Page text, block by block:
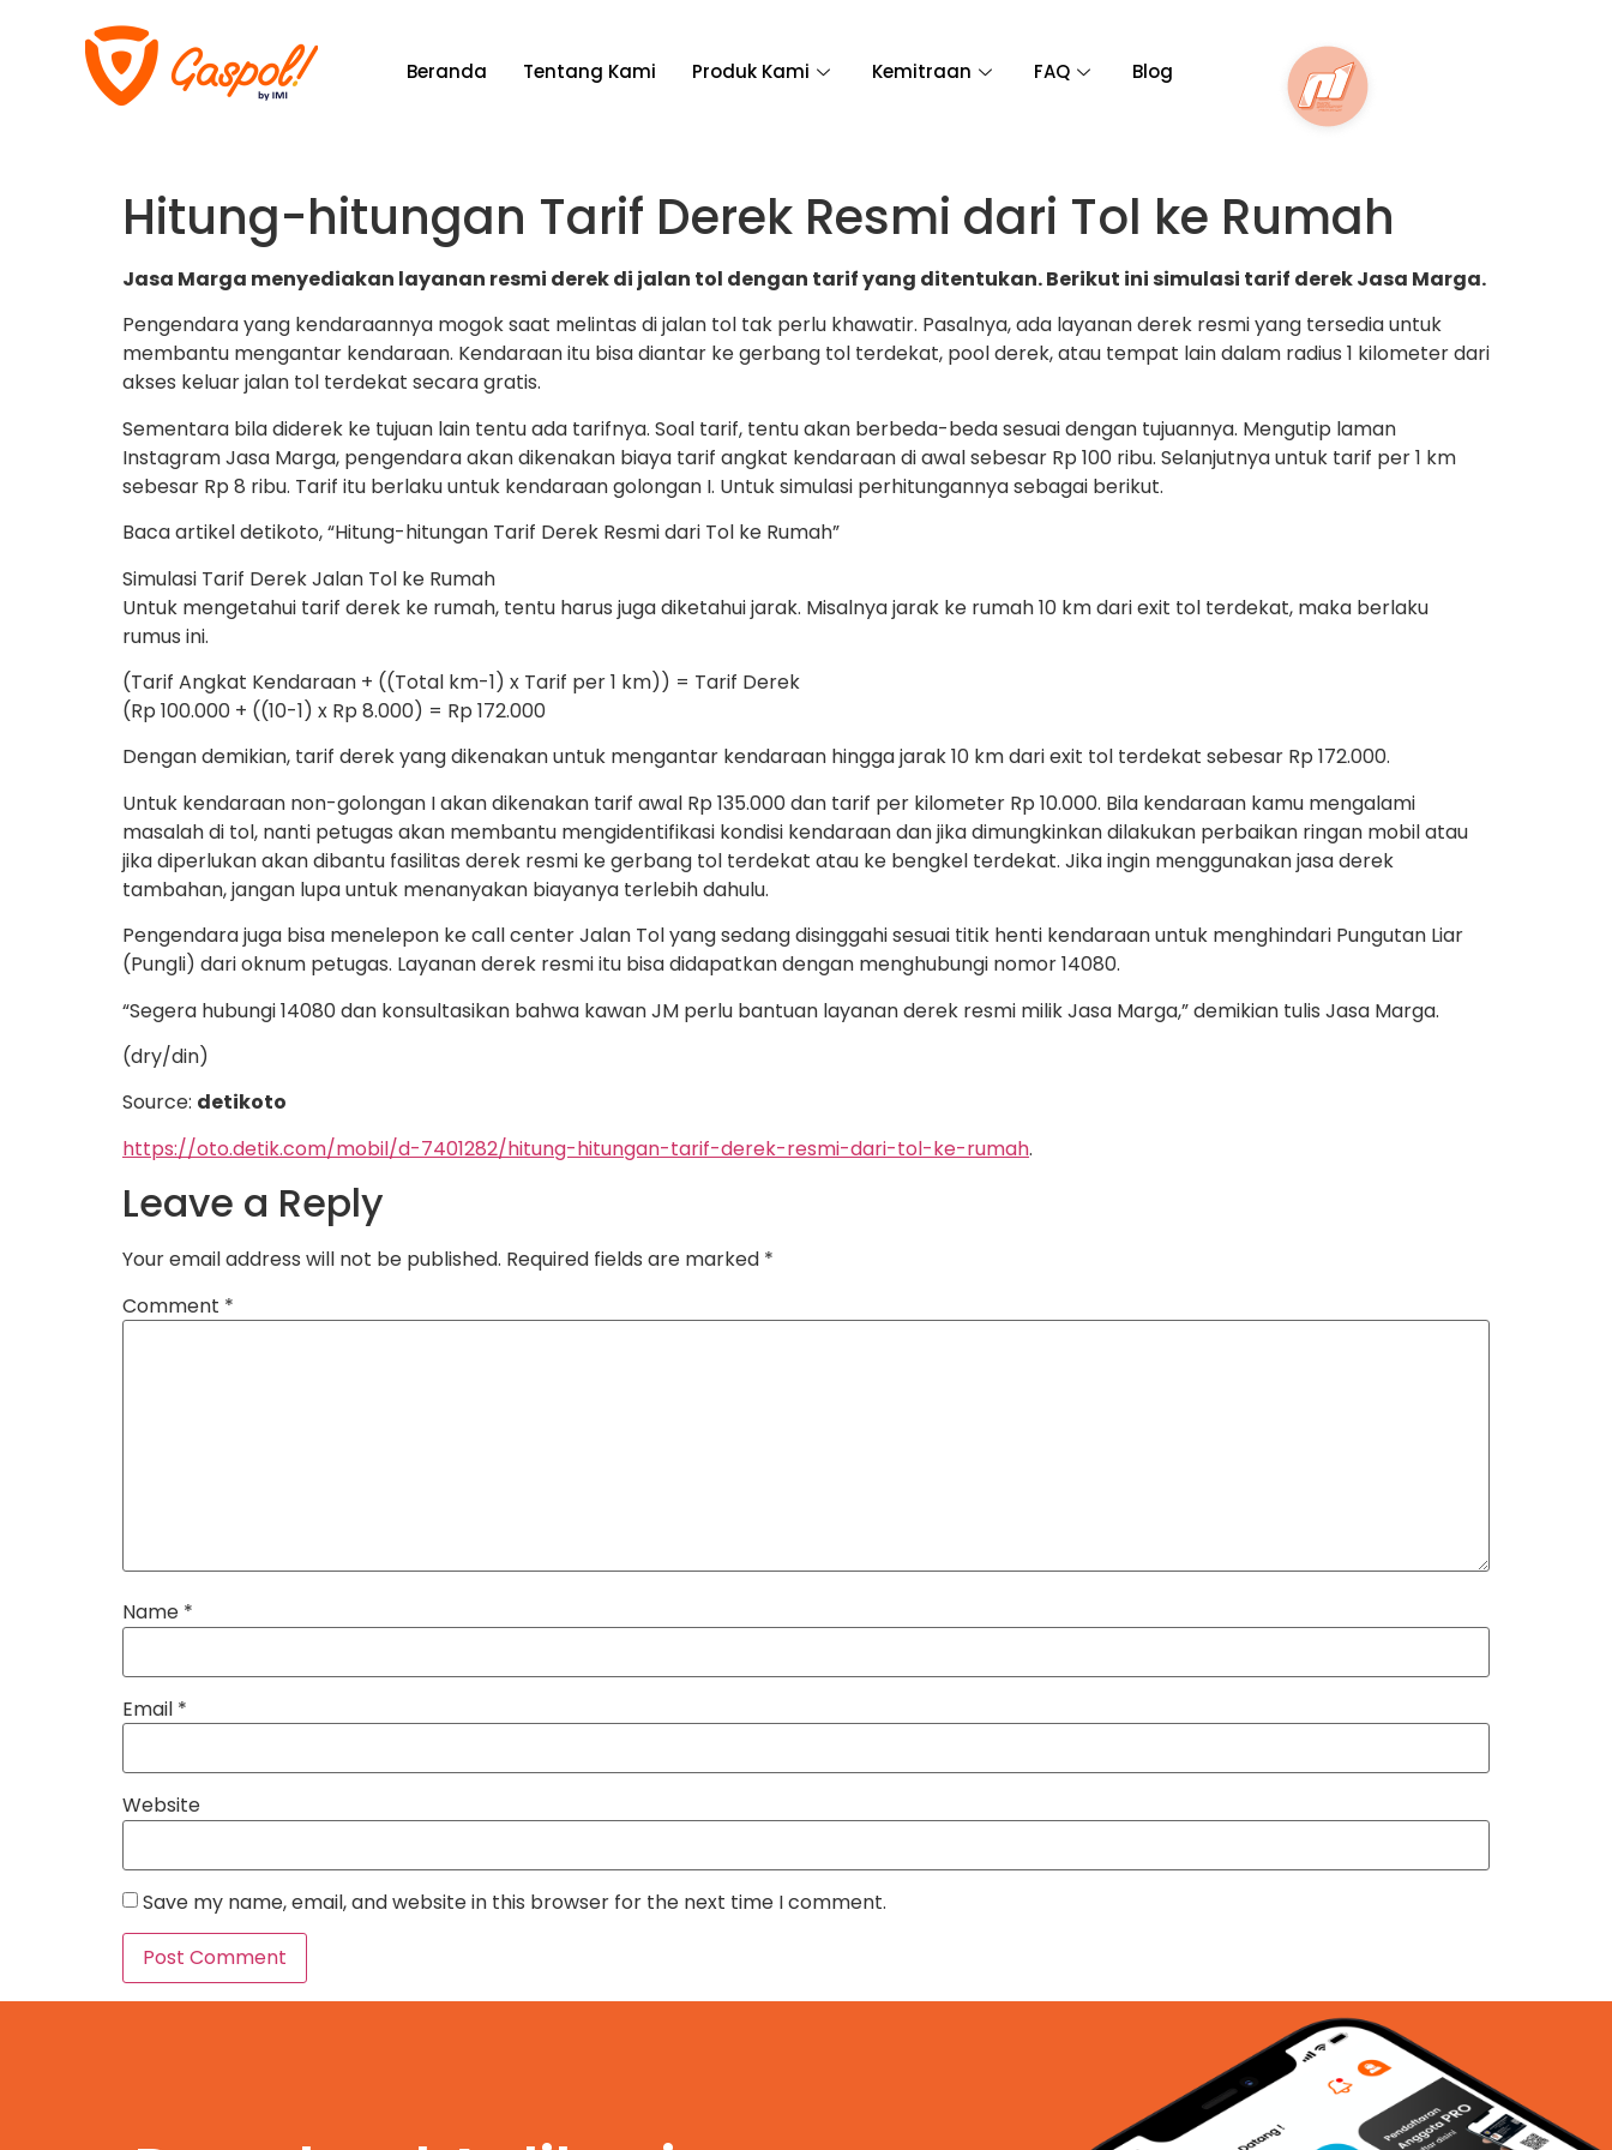
Beranda Tentang Kami Produk Kami Kemitraan FAQ Blog
Hitung-hitungan Tarif Derek Resmi dari Tol ke Rumah
Jasa Marga menyediakan layanan resmi derek di jalan tol dengan tarif yang ditentukan. Berikut ini simulasi tarif derek Jasa Marga.
Pengendara yang kendaraannya mogok saat melintas di jalan tol tak perlu khawatir. Pasalnya, ada layanan derek resmi yang tersedia untuk
membantu mengantar kendaraan. Kendaraan itu bisa diantar ke gerbang tol terdekat, pool derek, atau tempat lain dalam radius 1 kilometer dari
akses keluar jalan tol terdekat secara gratis.
Sementara bila diderek ke tujuan lain tentu ada tarifnya. Soal tarif, tentu akan berbeda-beda sesuai dengan tujuannya. Mengutip laman
Instagram Jasa Marga, pengendara akan dikenakan biaya tarif angkat kendaraan di awal sebesar Rp 100 ribu. Selanjutnya untuk tarif per 1 km
sebesar Rp 8 ribu. Tarif itu berlaku untuk kendaraan golongan I. Untuk simulasi perhitungannya sebagai berikut.
Baca artikel detikoto, “Hitung-hitungan Tarif Derek Resmi dari Tol ke Rumah”
Simulasi Tarif Derek Jalan Tol ke Rumah
Untuk mengetahui tarif derek ke rumah, tentu harus juga diketahui jarak. Misalnya jarak ke rumah 10 km dari exit tol terdekat, maka berlaku
rumus ini.
(Tarif Angkat Kendaraan + ((Total km-1) x Tarif per 1 km)) = Tarif Derek
(Rp 100.000 + ((10-1) x Rp 8.000) = Rp 172.000
Dengan demikian, tarif derek yang dikenakan untuk mengantar kendaraan hingga jarak 10 km dari exit tol terdekat sebesar Rp 172.000.
Untuk kendaraan non-golongan I akan dikenakan tarif awal Rp 135.000 dan tarif per kilometer Rp 10.000. Bila kendaraan kamu mengalami
masalah di tol, nanti petugas akan membantu mengidentifikasi kondisi kendaraan dan jika dimungkinkan dilakukan perbaikan ringan mobil atau
jika diperlukan akan dibantu fasilitas derek resmi ke gerbang tol terdekat atau ke bengkel terdekat. Jika ingin menggunakan jasa derek
tambahan, jangan lupa untuk menanyakan biayanya terlebih dahulu.
Pengendara juga bisa menelepon ke call center Jalan Tol yang sedang disinggahi sesuai titik henti kendaraan untuk menghindari Pungutan Liar
(Pungli) dari oknum petugas. Layanan derek resmi itu bisa didapatkan dengan menghubungi nomor 14080.
“Segera hubungi 14080 dan konsultasikan bahwa kawan JM perlu bantuan layanan derek resmi milik Jasa Marga,” demikian tulis Jasa Marga.
(dry/din)
Source: detikoto
https://oto.detik.com/mobil/d-7401282/hitung-hitungan-tarif-derek-resmi-dari-tol-ke-rumah.
Leave a Reply
Your email address will not be published. Required fields are marked *
Comment *
Name *
Email *
Website
Save my name, email, and website in this browser for the next time I comment.